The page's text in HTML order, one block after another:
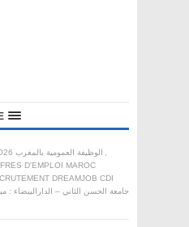
ALWADIFA MAROC 2026 الوظيفة العمومية بالمغرب
,
D'EMPLOI MAROC
DREAMJOB CDI